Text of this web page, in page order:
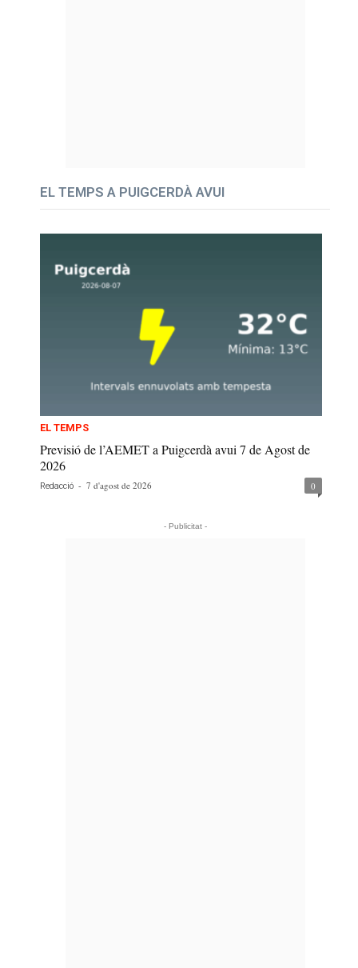
EL TEMPS A PUIGCERDÀ AVUI
EL TEMPS
Previsió de l’AEMET a Puigcerdà avui 7 de Agost de
2026
Redacció - 7 d'agost de 2026 0
- Publicitat -